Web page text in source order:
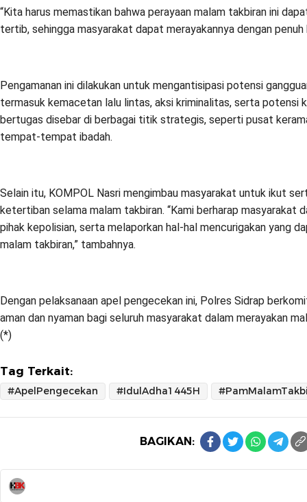
“Kita harus memastikan bahwa perayaan malam takbiran ini
tertib, sehingga masyarakat dapat merayakannya dengan penuh
Pengamanan ini dilakukan untuk mengantisipasi potensi
termasuk kemacetan lalu lintas, aksi kriminalitas, serta potensi
bertugas disebar di berbagai titik strategis, seperti pusat
tempat-tempat ibadah.
Selain itu, KOMPOL Nasri mengimbau masyarakat untuk ikut
ketertiban selama malam takbiran. “Kami berharap masyarakat
pihak kepolisian, serta melaporkan hal-hal mencurigakan yang
malam takbiran,” tambahnya.
Dengan pelaksanaan apel pengecekan ini, Polres Sidrap
aman dan nyaman bagi seluruh masyarakat dalam merayakan
(*)
Tag Terkait:
#ApelPengecekan #IdulAdha1445H
BAGIKAN: